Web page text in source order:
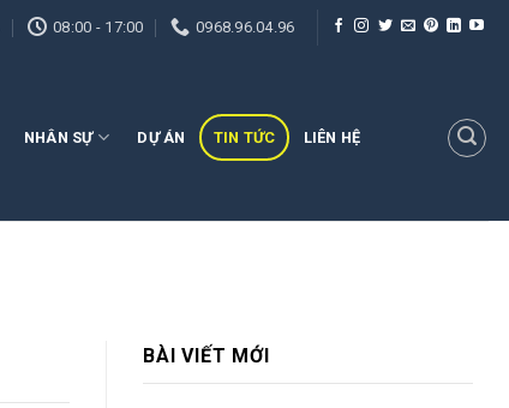
08:00 - 17:00 0968.96.04.96
NHÂN SỰ DỰ ÁN TIN TỨC LIÊN HỆ
BÀI VIẾT MỚI